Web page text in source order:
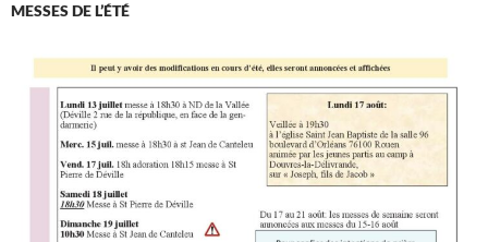
MESSES DE L’ÉTÉ